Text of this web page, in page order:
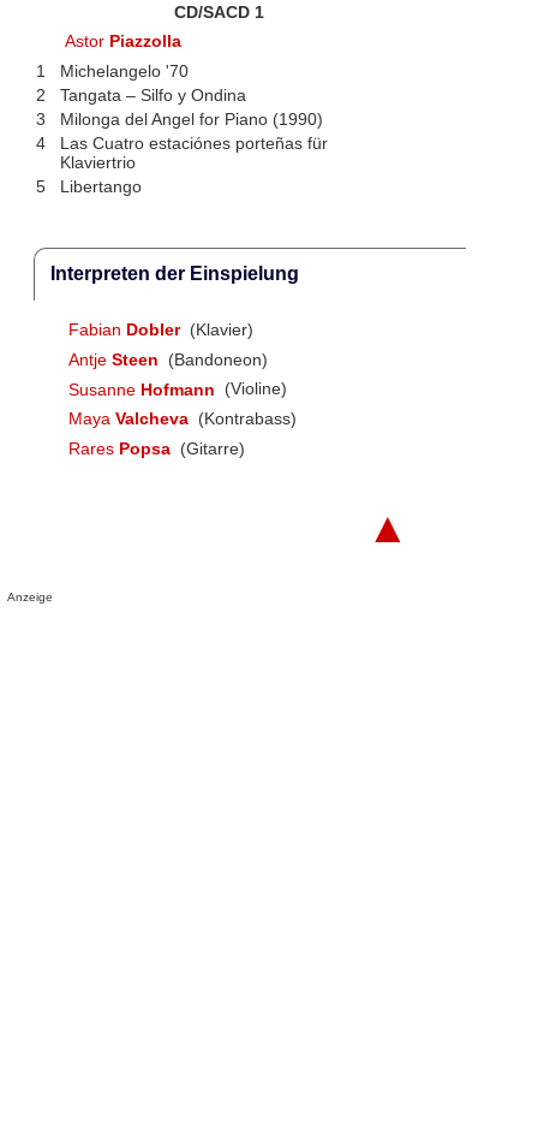
CD/SACD 1
Astor Piazzolla
1
Michelangelo '70
2
Tangata – Silfo y Ondina
3
Milonga del Angel for Piano (1990)
4
Las Cuatro estaciónes porteñas für
Klaviertrio
5
Libertango
Interpreten der Einspielung
Fabian Dobler (Klavier)
Antje Steen
(Bandoneon)
Susanne Hofmann
(Violine)
Maya Valcheva (Kontrabass)
Rares Popsa (Gitarre)
▲
Anzeige